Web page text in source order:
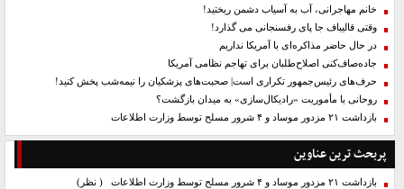
خانم مهاجرانی، آب به آسیاب دشمن ریختید!
وقتی قالیباف جا پای رفسنجانی می گذارد!
در حال حاضر مذاکره‌ای با آمریکا نداریم
جاده‌صاف‌کنی اصلاح‌طلبان برای تهاجم نظامی آمریکا
حرف‌های رئیس‌جمهور تکراری است| صحبت‌های پزشکیان را نیمه‌شب پخش کنید!
روحانی با مأموریت «رادیکال‌سازی» به میدان بازگشت؟
بازداشت ۲۱ مزدور موساد و ۴ شرور مسلح توسط وزارت اطلاعات
پربحث ترین عناوین
بازداشت ۲۱ مزدور موساد و ۴ شرور مسلح توسط وزارت اطلاعات
( نظر)